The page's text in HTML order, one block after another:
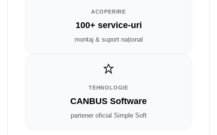
ACOPERIRE
100+ service-uri
montaj & suport național
TEHNOLOGIE
CANBUS Software
partener oficial Simple Soft